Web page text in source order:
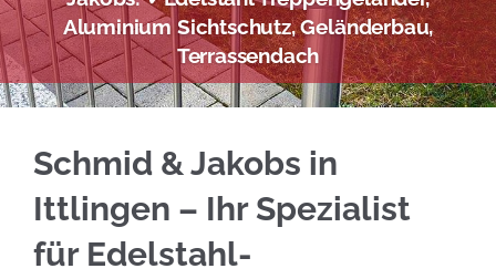
Aluminium Sichtschutz, Geländerbau,
Terrassendach
Schmid & Jakobs in
Ittlingen – Ihr Spezialist
für Edelstahl-